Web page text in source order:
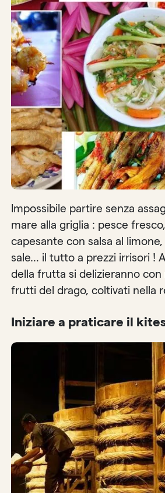
Impossibile partire senza
mare alla griglia : pesce
capesante con salsa al
sale… il tutto a prezzi irrisori !
della frutta si delizieranno con
frutti del drago, coltivati nella
Iniziare a praticare il